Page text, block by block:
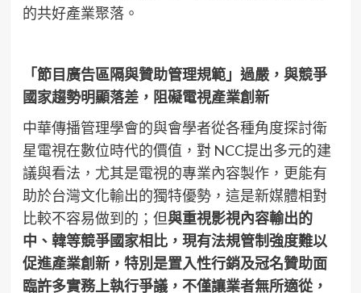
的共好產業聚落。
「節目廣告區隔與贊助管理規範」 過嚴，與競爭
國家趨勢明顯落差，阻礙電視產業創新
中華傳播管理學會的與會學者從各種角度探討衛
星電視在數位時代的價值，對 NCC提出多元的建
議與看法，尤其是電視的專業內容製作，更能有
助於台灣文化輸出的獨特優勢，這是新媒體相對
比較不容易做到的；但與重視影視內容輸出的
中、韓等競爭國家相比，現有法規管制強度難以
促進產業創新，特別是置入性行銷及冠名贊助面
臨許多實務上執行爭議，不僅讓業者無所適從，